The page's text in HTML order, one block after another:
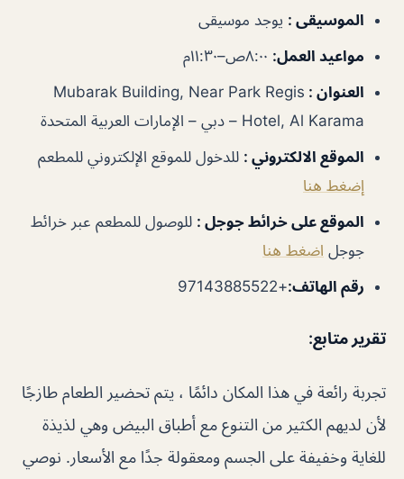
الموسيقى : يوجد موسيقى
مواعيد العمل:
العنوان : Mubarak Building, Near Park Regis
Hotel, Al Karama – دبي – الإمارات العربية المتحدة
الموقع الالكتروني : للدخول للموقع الإلكتروني للمطعم
إضغط هنا
الموقع على خرائط جوجل : للوصول للمطعم عبر خرائط
جوجل اضغط هنا
رقم الهاتف:
+97143885522
تقرير متابع:
تجربة رائعة في هذا المكان دائمًا ، يتم تحضير الطعام طازجًا
لأن لديهم الكثير من التنوع مع أطباق البيض وهي لذيذة
للغاية وخفيفة على الجسم ومعقولة جدًا مع الأسعار. نوصي